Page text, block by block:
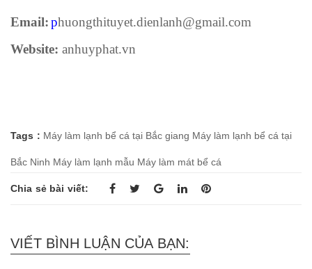
Email:phuongthituyet.dienlanh@gmail.com
Website: anhuyphat.vn
Tags : Máy làm lạnh bể cá tại Bắc giang Máy làm lạnh bể cá tại
Bắc Ninh Máy làm lạnh mẫu Máy làm mát bể cá
Chia sẻ bài viết:
VIẾT BÌNH LUẬN CỦA BẠN: